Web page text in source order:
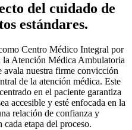
del cuidado de
estándares.
Centro Médico Integral por
Atención Médica Ambulatoria
nuestra firme convicción
de la atención médica. Este
en el paciente garantiza
accesible y esté enfocada en la
relación de confianza y
etapa del proceso.